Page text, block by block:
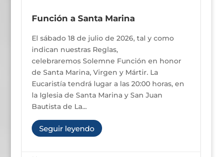
Función a Santa Marina
El sábado 18 de julio de 2026, tal y como
indican nuestras Reglas,
celebraremos Solemne Función en honor
de Santa Marina, Virgen y Mártir. La
Eucaristía tendrá lugar a las 20:00 horas, en
la Iglesia de Santa Marina y San Juan
Bautista de La...
Seguir leyendo